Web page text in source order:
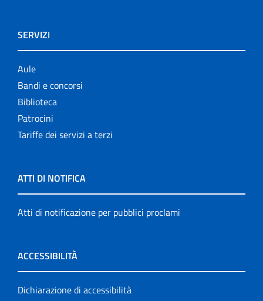
SERVIZI
Aule
Bandi e concorsi
Biblioteca
Patrocini
Tariffe dei servizi a terzi
ATTI DI NOTIFICA
Atti di notificazione per pubblici proclami
ACCESSIBILITÀ
Dichiarazione di accessibilità